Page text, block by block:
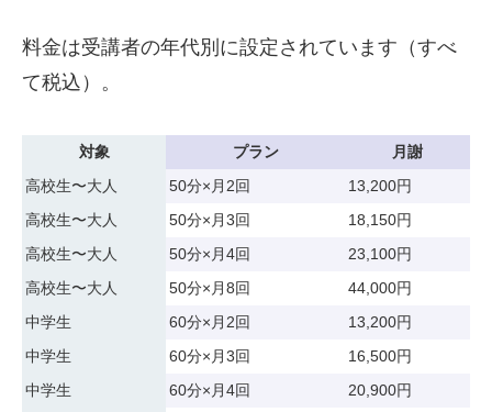
料金は受講者の年代別に設定されています（すべ
て税込）。
対象 プラン
月謝
高校生〜大人
50分×月2回
13,200円
高校生〜大人
50分×月3回
18,150円
高校生〜大人
50分×月4回
23,100円
高校生〜大人
50分×月8回
44,000円
中学生
60分×月2回
13,200円
中学生
60分×月3回
16,500円
中学生
60分×月4回
20,900円